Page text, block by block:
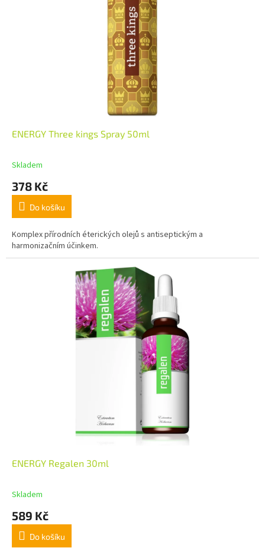
ENERGY Three kings Spray 50ml
Skladem
378 Kč
Do košíku
Komplex přírodních éterických olejů s antiseptickým a
harmonizačním účinkem.
ENERGY Regalen 30ml
Skladem
589 Kč
Do košíku